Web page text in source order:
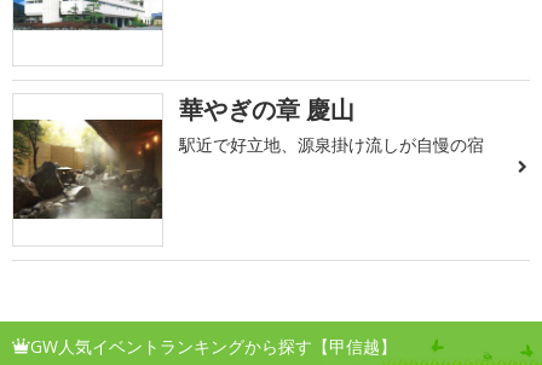
華やぎの章 慶山
駅近で好立地、源泉掛け流しが自慢の宿
GW人気イベントランキングから探す【甲信越】